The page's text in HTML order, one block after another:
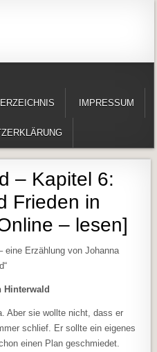
IMPRESSUM
– Kapitel 6:
Frieden in
– lesen]
eine Erzählung von Johanna
Hinterwald
Aber sie wollte nicht, dass er
schlief. Er sollte ein eigenes
einen Plan geschmiedet.